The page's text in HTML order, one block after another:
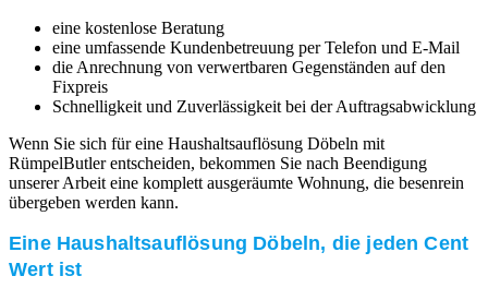
eine kostenlose Beratung
eine umfassende Kundenbetreuung per Telefon und E-Mail
die Anrechnung von verwertbaren Gegenständen auf den
Fixpreis
Schnelligkeit und Zuverlässigkeit bei der Auftragsabwicklung
Wenn Sie sich für eine Haushaltsauflösung Döbeln mit
RümpelButler entscheiden, bekommen Sie nach Beendigung
unserer Arbeit eine komplett ausgeräumte Wohnung, die besenrein
übergeben werden kann.
Eine Haushaltsauflösung Döbeln, die jeden Cent
Wert ist